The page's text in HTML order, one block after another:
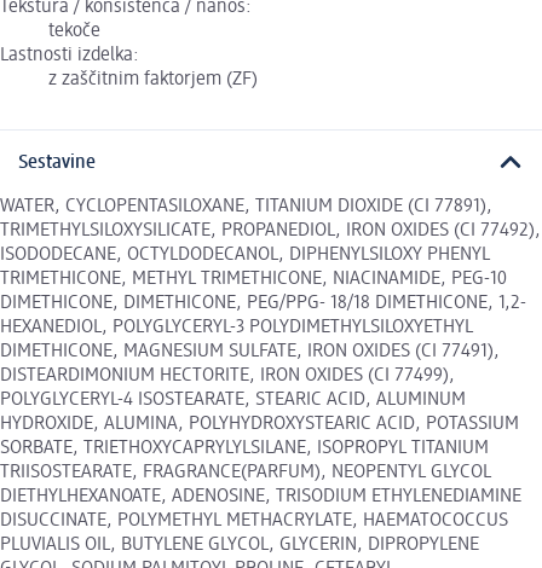
Tekstura / konsistenca / nanos:
tekoče
Lastnosti izdelka:
z zaščitnim faktorjem (ZF)
Sestavine
WATER, CYCLOPENTASILOXANE, TITANIUM DIOXIDE (CI 77891),
TRIMETHYLSILOXYSILICATE, PROPANEDIOL, IRON OXIDES (CI 77492),
ISODODECANE, OCTYLDODECANOL, DIPHENYLSILOXY PHENYL
TRIMETHICONE, METHYL TRIMETHICONE, NIACINAMIDE, PEG-10
DIMETHICONE, DIMETHICONE, PEG/PPG- 18/18 DIMETHICONE, 1,2-
HEXANEDIOL, POLYGLYCERYL-3 POLYDIMETHYLSILOXYETHYL
DIMETHICONE, MAGNESIUM SULFATE, IRON OXIDES (CI 77491),
DISTEARDIMONIUM HECTORITE, IRON OXIDES (CI 77499),
POLYGLYCERYL-4 ISOSTEARATE, STEARIC ACID, ALUMINUM
HYDROXIDE, ALUMINA, POLYHYDROXYSTEARIC ACID, POTASSIUM
SORBATE, TRIETHOXYCAPRYLYLSILANE, ISOPROPYL TITANIUM
TRIISOSTEARATE, FRAGRANCE(PARFUM), NEOPENTYL GLYCOL
DIETHYLHEXANOATE, ADENOSINE, TRISODIUM ETHYLENEDIAMINE
DISUCCINATE, POLYMETHYL METHACRYLATE, HAEMATOCOCCUS
PLUVIALIS OIL, BUTYLENE GLYCOL, GLYCERIN, DIPROPYLENE